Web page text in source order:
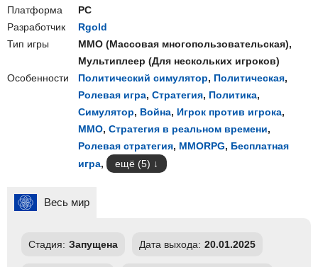
Платформа
PC
Разработчик
Rgold
Тип игры
ММО (Массовая многопользовательская),
Мультиплеер (Для нескольких игроков)
Особенности
Политический симулятор, Политическая,
Ролевая игра, Стратегия, Политика,
Симулятор, Война, Игрок против игрока,
ММО, Стратегия в реальном времени,
Ролевая стратегия, MMORPG, Бесплатная
игра, ещё (5)
Весь мир
Стадия: Запущена Дата выхода: 20.01.2025